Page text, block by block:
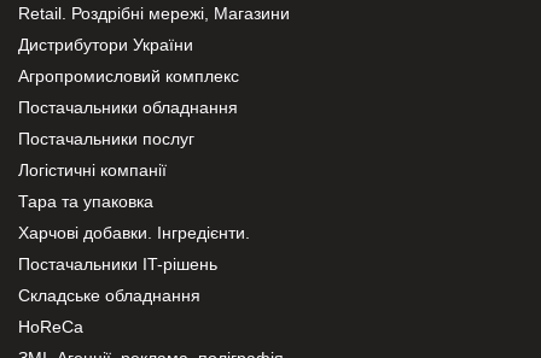
Retail. Роздрібні мережі, Магазини
Дистрибутори України
Агропромисловий комплекс
Постачальники обладнання
Постачальники послуг
Логістичні компанії
Тара та упаковка
Харчові добавки. Інгредієнти.
Постачальники IT-рішень
Складське обладнання
HoReCa